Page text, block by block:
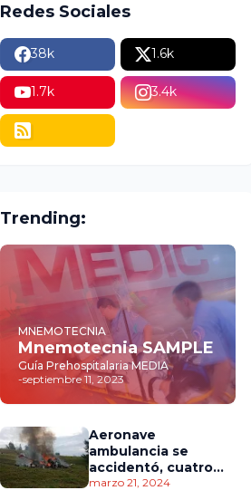
Redes Sociales
38k 1.6k
1.7k 3.4k
Trending:
MNEMOTECNIA
Mnemotecnia SAMPLE
Guía Prehospitalaria MEDIA
-septiembre 11, 2023
Aeronave
ambulancia se
accidentó, cuatro
personas murieron
marzo 21, 2024